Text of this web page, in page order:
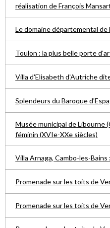
réalisation de François
Le domaine départemental de
Toulon : la plus belle porte
Villa d'Elisabeth d'Autriche
Splendeurs du Baroque
Musée municipal de Libourne
féminin (XVIe-XXe siècles)
Villa Arnaga, Cambo-les-
Promenade sur les toits de
Promenade sur les toits de